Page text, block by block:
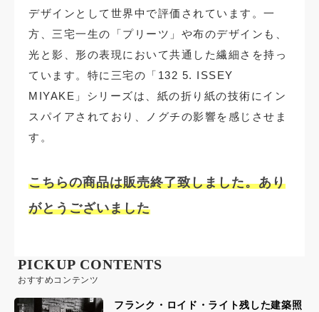
デザインとして世界中で評価されています。一
方、三宅一生の「プリーツ」や布のデザインも、
光と影、形の表現において共通した繊細さを持っ
ています。特に三宅の「132 5. ISSEY
MIYAKE」シリーズは、紙の折り紙の技術にイン
スパイアされており、ノグチの影響を感じさせま
す。
こちらの商品は販売終了致しました。あり
がとうございました
フランク・ロイド・ライト残した建築照
おすすめコンテンツ
PICKUP CONTENTS